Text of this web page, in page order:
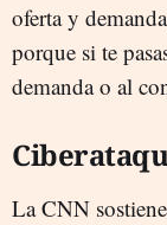
oferta y
porque si te
demanda o al
La CNN